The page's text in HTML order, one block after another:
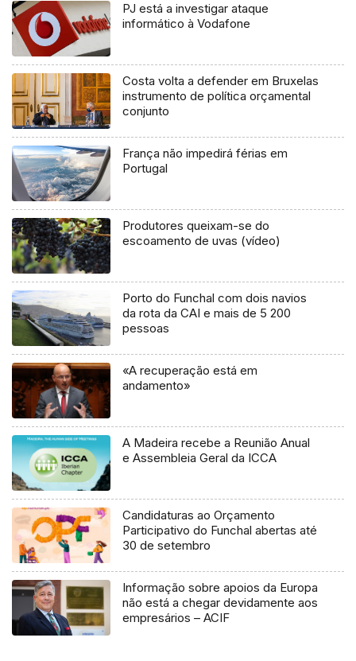
PJ está a investigar ataque
informático à Vodafone
Costa volta a defender em Bruxelas
instrumento de política orçamental
conjunto
França não impedirá férias em
Portugal
Produtores queixam-se do
escoamento de uvas (vídeo)
Porto do Funchal com dois navios
da rota da CAI e mais de 5 200
pessoas
«A recuperação está em
andamento»
A Madeira recebe a Reunião Anual
e Assembleia Geral da ICCA
Candidaturas ao Orçamento
Participativo do Funchal abertas até
30 de setembro
Informação sobre apoios da Europa
não está a chegar devidamente aos
empresários – ACIF